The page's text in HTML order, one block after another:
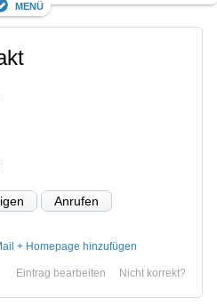
Menü
Anrufen
+ Homepage hinzufügen
Nicht korrekt?
Eintrag bearbeiten